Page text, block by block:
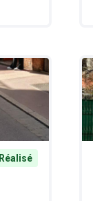
Réalisé